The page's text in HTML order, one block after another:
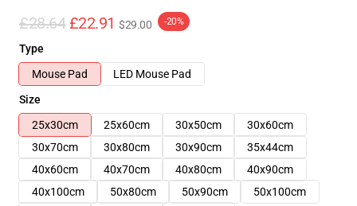
£28.64 £22.91 $29.00 -20%
Type
Mouse Pad
LED Mouse Pad
Size
25x30cm
25x60cm 30x50cm
30x60cm
30x70cm
30x80cm 30x90cm
35x44cm
40x60cm
40x70cm 40x80cm
40x90cm
40x100cm
50x80cm 50x90cm
50x100cm